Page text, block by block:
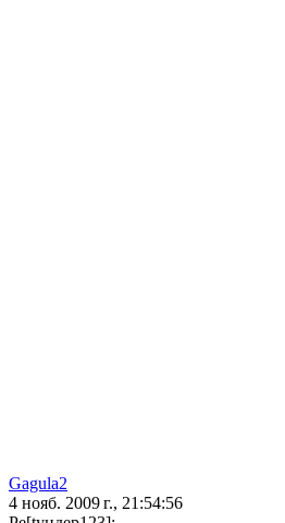
Gagula2
4 нояб. 2009 г., 21:54:56